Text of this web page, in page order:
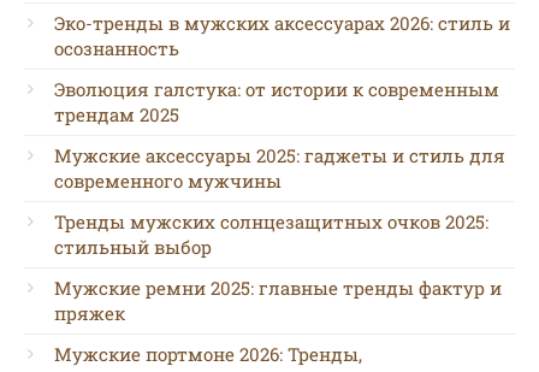
Эко-тренды в мужских аксессуарах 2026: стиль и
осознанность
Эволюция галстука: от истории к современным
трендам 2025
Мужские аксессуары 2025: гаджеты и стиль для
современного мужчины
Тренды мужских солнцезащитных очков 2025:
стильный выбор
Мужские ремни 2025: главные тренды фактур и
пряжек
Мужские портмоне 2026: Тренды,